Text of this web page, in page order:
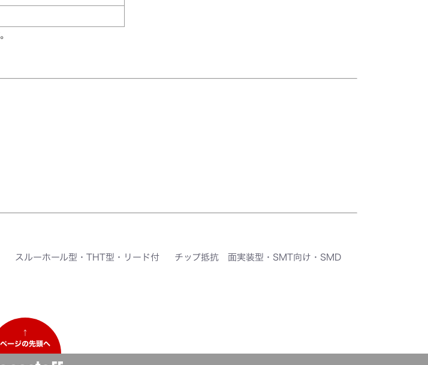
スルーホール型・THT型・リード付
チップ抵抗 面実装型・SMT向け・SMD
↑
ページの先頭へ